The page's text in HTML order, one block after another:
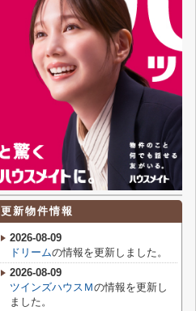
更新物件情報
2026-08-09
ドリームの情報を更新しました。
2026-08-09
ツインズハウスＭの情報を更新し
ました。